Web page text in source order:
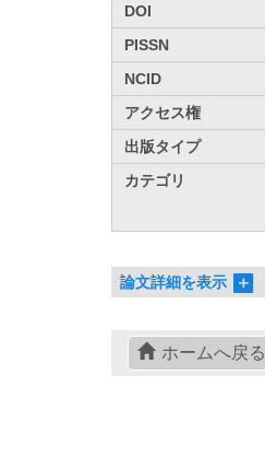
DOI
PISSN
NCID
アクセス権
出版タイプ
カテゴリ
論文詳細を表示
ホームへ戻る